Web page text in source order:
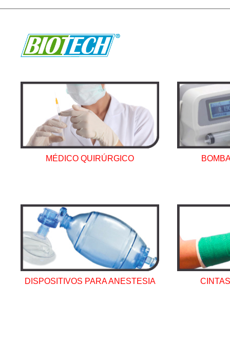
MÉDICO QUIRÚRGICO
DISPOSITIVOS PARA ANESTESIA